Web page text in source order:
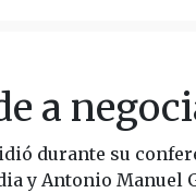
a
durante su
y Antonio Manuel